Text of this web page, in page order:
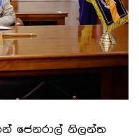
ජෙනරාල් නිලන්ත